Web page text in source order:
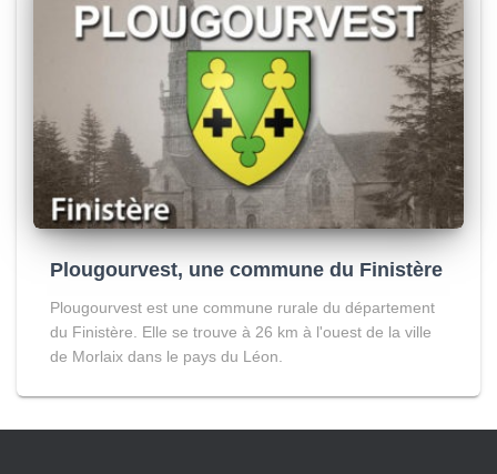
Plougourvest, une commune du Finistère
Plougourvest est une commune rurale du département
du Finistère. Elle se trouve à 26 km à l'ouest de la ville
de Morlaix dans le pays du Léon.